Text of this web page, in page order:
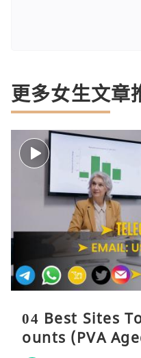
更多女生文章
04 Best Sites
ounts (PVA